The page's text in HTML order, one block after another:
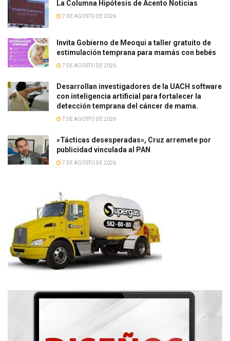
La Columna Hipótesis de Acento Noticias
7 DE AGOSTO DE 2026
Invita Gobierno de Meoqui a taller gratuito de
estimulación temprana para mamás con bebés
7 DE AGOSTO DE 2026
Desarrollan investigadores de la UACH software
con inteligencia artificial para fortalecer la
detección temprana del cáncer de mama.
7 DE AGOSTO DE 2026
«Tácticas desesperadas», Cruz arremete por
publicidad vinculada al PAN
7 DE AGOSTO DE 2026